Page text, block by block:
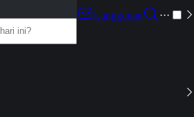
Langganan
···